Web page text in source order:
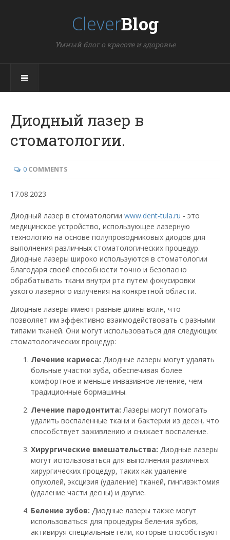
CleverBlog
Умный блог о красоте и здоровье
Диодный лазер в
стоматологии.
0 COMMENTS
17.08.2023
Диодный лазер в стоматологии www.dent-tula.ru - это
медицинское устройство, использующее лазерную
технологию на основе полупроводниковых диодов для
выполнения различных стоматологических процедур.
Диодные лазеры широко используются в стоматологии
благодаря своей способности точно и безопасно
обрабатывать ткани внутри рта путем фокусировки
узкого лазерного излучения на конкретной области.
Диодные лазеры имеют разные длины волн, что
позволяет им эффективно взаимодействовать с разными
типами тканей. Они могут использоваться для следующих
стоматологических процедур:
Лечение кариеса: Диодные лазеры могут удалять
больные участки зуба, обеспечивая более
комфортное и меньше инвазивное лечение, чем
традиционные бормашины.
Лечение пародонтита: Лазеры могут помогать
удалить воспаленные ткани и бактерии из десен, что
способствует заживлению и снижает воспаление.
Хирургические вмешательства: Диодные лазеры
могут использоваться для выполнения различных
хирургических процедур, таких как удаление
опухолей, эксцизия (удаление) тканей, гингивэктомия
(удаление части десны) и другие.
Беление зубов: Диодные лазеры также могут
использоваться для процедуры беления зубов,
активируя специальные гели, которые способствуют